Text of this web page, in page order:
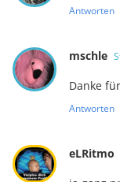
Antworten
mschle
Danke
Antworten
eLRitmo